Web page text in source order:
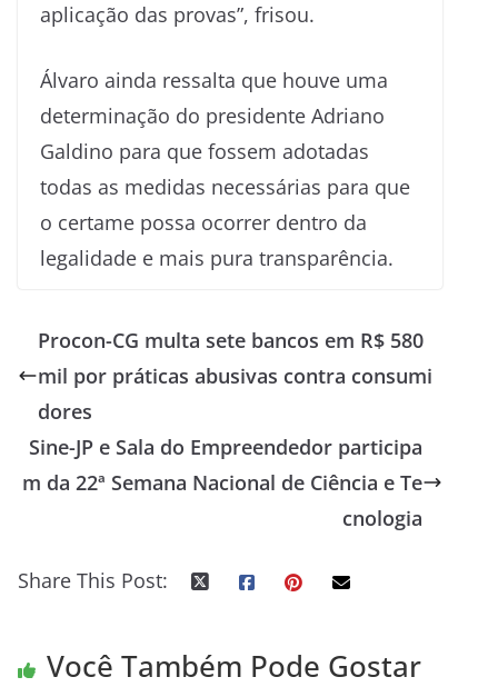
aplicação das provas”, frisou.
Álvaro ainda ressalta que houve uma
determinação do presidente Adriano
Galdino para que fossem adotadas
todas as medidas necessárias para que
o certame possa ocorrer dentro da
legalidade e mais pura transparência.
Procon-CG multa sete bancos em R$ 580
mil por práticas abusivas contra consumi
dores
Sine-JP e Sala do Empreendedor participa
m da 22ª Semana Nacional de Ciência e Te
cnologia
Share This Post:
Você Também Pode Gostar